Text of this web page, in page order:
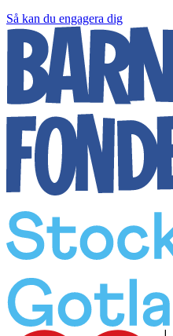
Så kan du engagera dig